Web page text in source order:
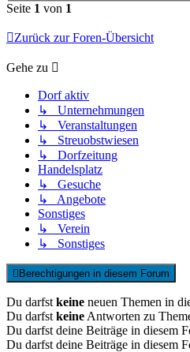
Seite 1 von 1
Zurück zur Foren-Übersicht
Gehe zu
Dorf aktiv
↳ Unternehmungen
↳ Veranstaltungen
↳ Streuobstwiesen
↳ Dorfzeitung
Handelsplatz
↳ Gesuche
↳ Angebote
Sonstiges
↳ Verein
↳ Sonstiges
Berechtigungen in diesem Forum
Du darfst keine neuen Themen in
Du darfst keine Antworten zu
Du darfst deine Beiträge in diesem
Du darfst deine Beiträge in diesem